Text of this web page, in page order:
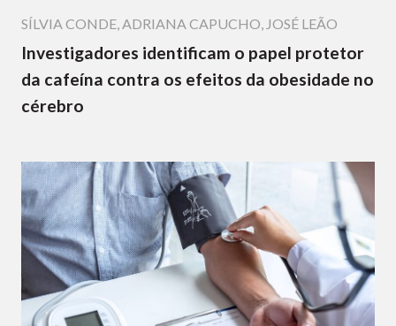
SÍLVIA CONDE,ADRIANA CAPUCHO, JOSÉ LEÃO
Investigadores identificam o papel protetor
da cafeína contra os efeitos da obesidade no
cérebro